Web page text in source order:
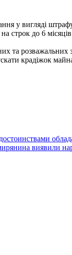
у вигляді
строк до 6
та
крадіжок
виявили